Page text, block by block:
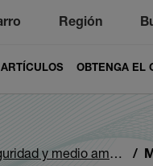
messages
Región
OBTENGA EL
y medio ambiente